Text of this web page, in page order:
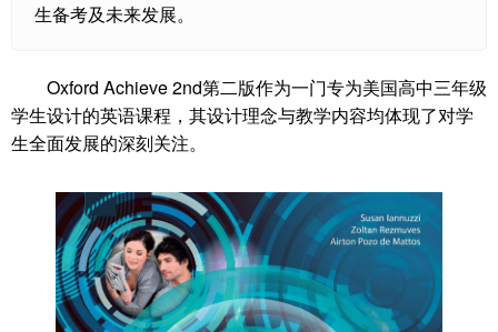
生备考及未来发展。
Oxford Achieve 2nd第二版作为一门专为美国高中三年级
学生设计的英语课程，其设计理念与教学内容均体现了对学
生全面发展的深刻关注。